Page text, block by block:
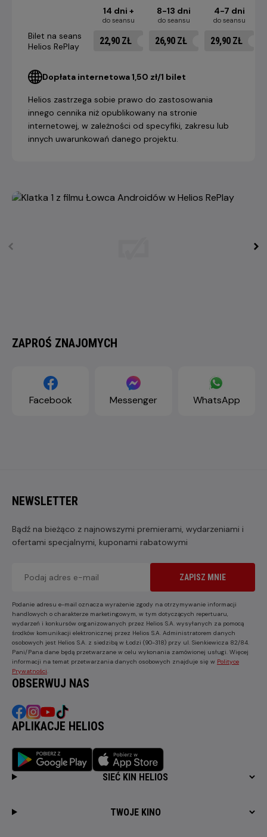
14 dni +
do seansu
8-13 dni
do seansu
4-7 dni
do seansu
Bilet na seans
Helios RePlay
22,90 ZŁ 26,90 ZŁ 29,90 ZŁ
Dopłata internetowa 1,50 zł/1 bilet
Helios zastrzega sobie prawo do zastosowania
innego cennika niż opublikowany na stronie
internetowej, w zależności od specyfiki, zakresu lub
innych uwarunkowań danego projektu.
ZAPROŚ ZNAJOMYCH
Facebook Messenger WhatsApp
NEWSLETTER
Bądź na bieżąco z najnowszymi premierami, wydarzeniami i
ofertami specjalnymi, kuponami rabatowymi
ZAPISZ MNIE
Podanie adresu e-mail oznacza wyrażenie zgody na otrzymywanie informacji
handlowych o charakterze marketingowym, w tym dotyczących repertuaru,
wydarzeń i konkursów organizowanych przez Helios S.A. wysyłanych za pomocą
środków komunikacji elektronicznej przez Helios S.A. Administratorem danych
osobowych jest Helios S.A. z siedzibą w Łodzi (90-318) przy ul. Sienkiewicza 82/84.
Pani/Pana dane będą przetwarzane w celu wykonania zamówionej usługi. Więcej
informacji na temat przetwarzania danych osobowych znajduje się w Polityce
Prywatności
OBSERWUJ NAS
APLIKACJE HELIOS
SIEĆ KIN HELIOS
TWOJE KINO